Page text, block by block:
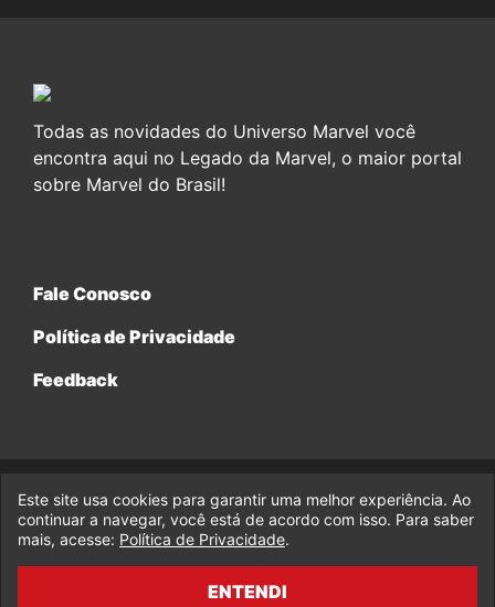
Todas as novidades do Universo Marvel você
encontra aqui no Legado da Marvel, o maior portal
sobre Marvel do Brasil!
Fale Conosco
Política de Privacidade
Feedback
© 2017-2026 Legado da Marvel, uma empresa da Legado
Enterprises.
fabiolobo
Este site usa cookies para garantir uma melhor experiência. Ao
continuar a navegar, você está de acordo com isso. Para saber
mais, acesse: Política de Privacidade.
ENTENDI